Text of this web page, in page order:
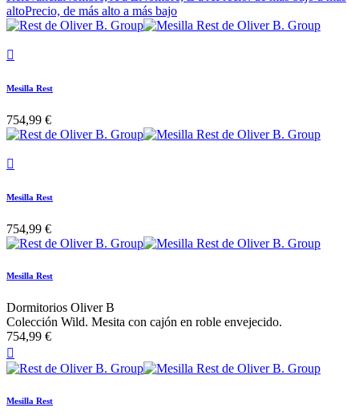
altoPrecio, de más alto a más bajo

Mesilla Rest
754,99 €

Mesilla Rest
754,99 €
Mesilla Rest
Dormitorios Oliver B
Colección Wild. Mesita con cajón en roble envejecido.
754,99 €

Mesilla Rest